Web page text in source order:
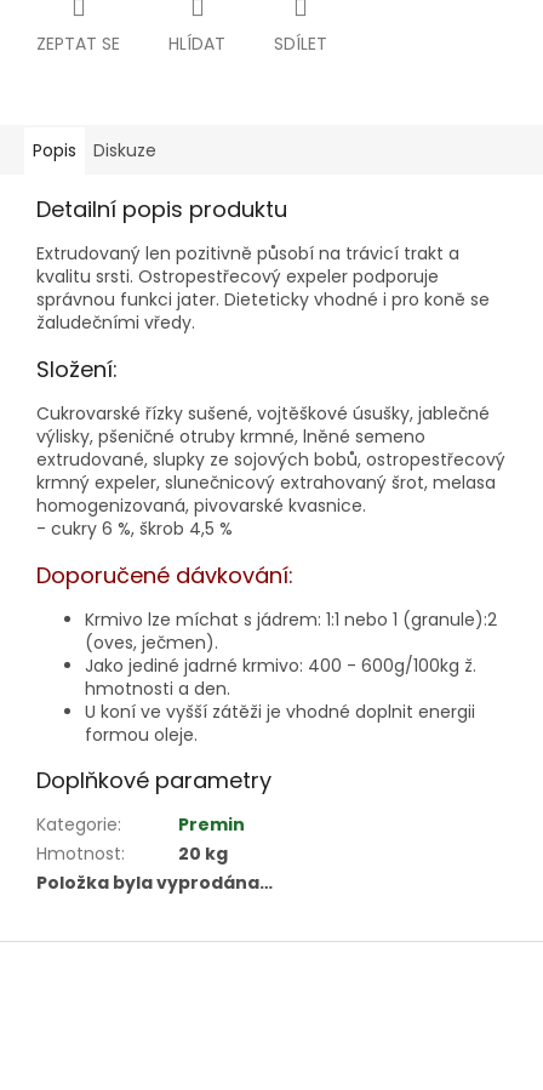
ZEPTAT SE HLÍDAT SDÍLET
Popis Diskuze
Detailní popis produktu
Extrudovaný len pozitivně působí na trávicí trakt a
kvalitu srsti. Ostropestřecový expeler podporuje
správnou funkci jater. Dieteticky vhodné i pro koně se
žaludečními vředy.
Složení:
Cukrovarské řízky sušené, vojtěškové úsušky, jablečné
výlisky, pšeničné otruby krmné, lněné semeno
extrudované, slupky ze sojových bobů, ostropestřecový
krmný expeler, slunečnicový extrahovaný šrot, melasa
homogenizovaná, pivovarské kvasnice.
- cukry 6 %, škrob 4,5 %
Doporučené dávkování:
Krmivo lze míchat s jádrem: 1:1 nebo 1 (granule):2
(oves, ječmen).
Jako jediné jadrné krmivo: 400 - 600g/100kg ž.
hmotnosti a den.
U koní ve vyšší zátěži je vhodné doplnit energii
formou oleje.
Doplňkové parametry
Kategorie:
Premin
Hmotnost:
20 kg
Položka byla vyprodána…
Z